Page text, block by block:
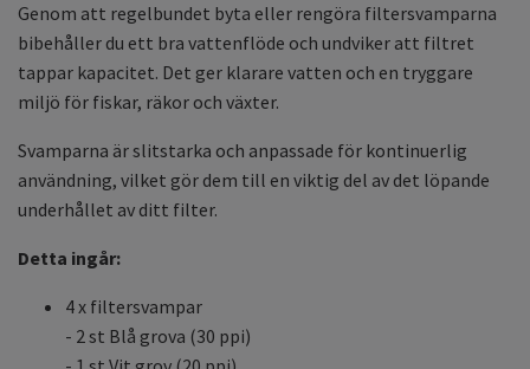
Genom att regelbundet byta eller rengöra filtersvamparna
bibehåller du ett bra vattenflöde och undviker att filtret
tappar kapacitet. Det ger klarare vatten och en tryggare
miljö för fiskar, räkor och växter.
Svamparna är slitstarka och anpassade för kontinuerlig
användning, vilket gör dem till en viktig del av det löpande
underhållet av ditt filter.
Detta ingår:
4 x filtersvampar
- 2 st Blå grova (30 ppi)